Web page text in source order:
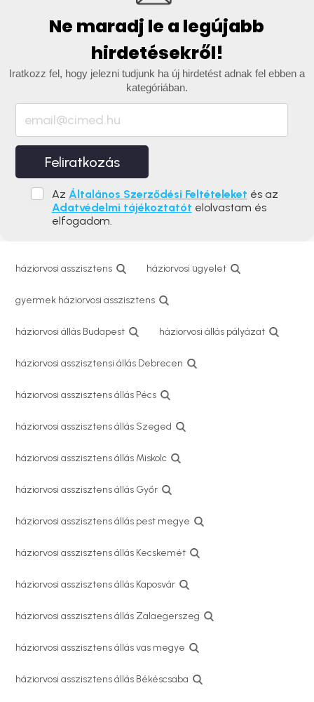
Ne maradj le a legújabb
hirdetésekről!
Iratkozz fel, hogy jelezni tudjunk ha új hirdetést adnak fel ebben a
kategóriában.
Feliratkozás
Az Általános Szerződési Feltételeket és az
Adatvédelmi tájékoztatót elolvastam és
elfogadom.
háziorvosi asszisztens háziorvosi ügyelet
gyermek háziorvosi asszisztens
háziorvosi állás Budapest háziorvosi állás pályázat
háziorvosi asszisztensi állás Debrecen
háziorvosi asszisztens állás Pécs
háziorvosi asszisztens állás Szeged
háziorvosi asszisztens állás Miskolc
háziorvosi asszisztens állás Győr
háziorvosi asszisztens állás pest megye
háziorvosi asszisztens állás Kecskemét
háziorvosi asszisztens állás Kaposvár
háziorvosi asszisztens állás Zalaegerszeg
háziorvosi asszisztens állás vas megye
háziorvosi asszisztens állás Békéscsaba